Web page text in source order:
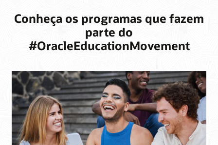
Conheça os programas que fazem
parte do
#OracleEducationMovement